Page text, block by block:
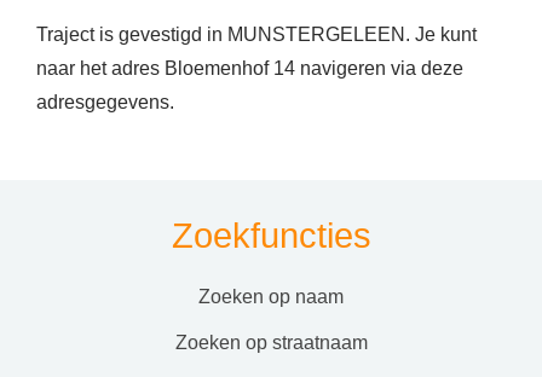
Traject is gevestigd in MUNSTERGELEEN. Je kunt
naar het adres Bloemenhof 14 navigeren via deze
adresgegevens.
Zoekfuncties
zoeken op naam
zoeken op straatnaam